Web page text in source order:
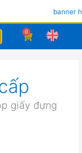
0
Cart
giấy đựng